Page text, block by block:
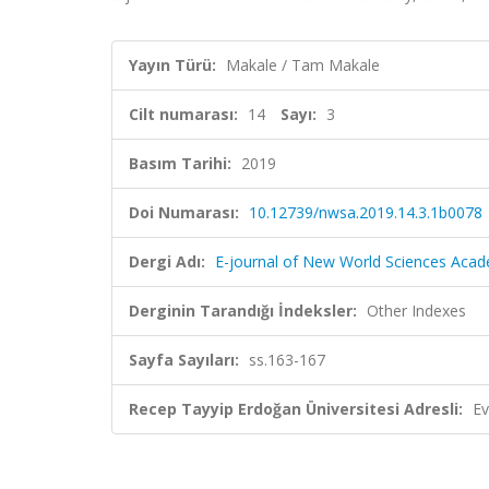
Yayın Türü: Makale / Tam Makale
Cilt numarası: 14 Sayı: 3
Basım Tarihi: 2019
Doi Numarası: 10.12739/nwsa.2019.14.3.1b0078
Dergi Adı: E-journal of New World Sciences
Derginin Tarandığı İndeksler: Other Indexes
Sayfa Sayıları: ss.163-167
Recep Tayyip Erdoğan Üniversitesi Adresli: